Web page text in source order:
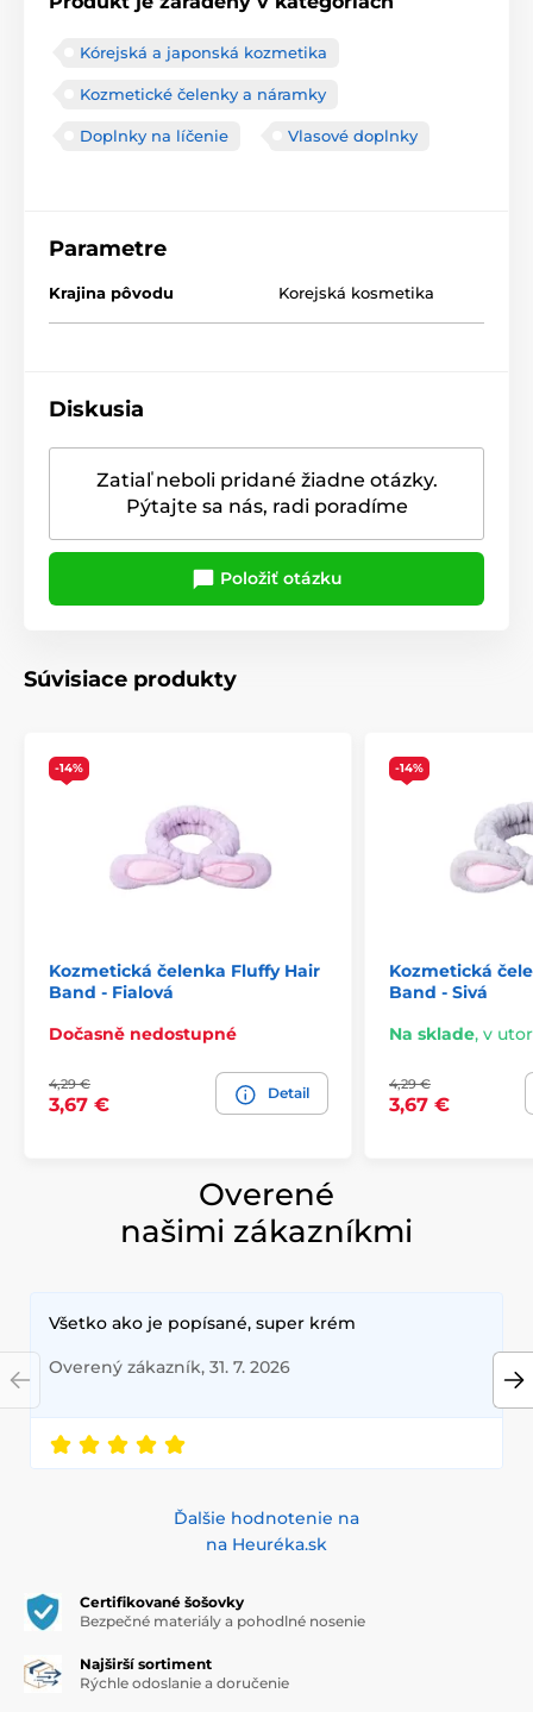
Kórejská a japonská kozmetika
Kozmetické čelenky a náramky
Doplnky na líčenie Vlasové doplnky
Parametre
Krajina pôvodu Korejská kosmetika
Diskusia
Zatiaľ neboli pridané žiadne otázky.
Pýtajte sa nás, radi poradíme
Položiť otázku
Súvisiace produkty
-14%
Kozmetická čelenka Fluffy Hair
Band - Fialová
Dočasně nedostupné
4,29 €
3,67 €
Detail
-14%
Kozmetická
Band - Sivá
Na sklade, v
4,29 €
3,67 €
Overené
našimi zákazníkmi
Všetko ako je popísané, super krém
Overený zákazník, 31. 7. 2026
Ďalšie hodnotenie na
na Heuréka.sk
Certifikované šošovky
Bezpečné materiály a pohodlné nosenie
Najširší sortiment
Rýchle odoslanie a doručenie